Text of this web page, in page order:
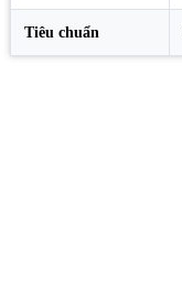
Tiêu chuẩn